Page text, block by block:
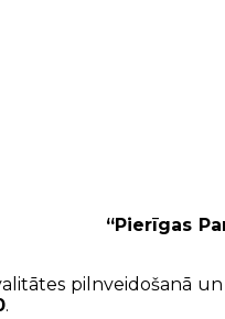
“Pierīgas
pilnveidošanā
.